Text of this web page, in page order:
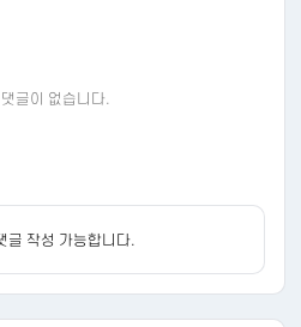
글이 없습니다.
글 작성 가능합니다.